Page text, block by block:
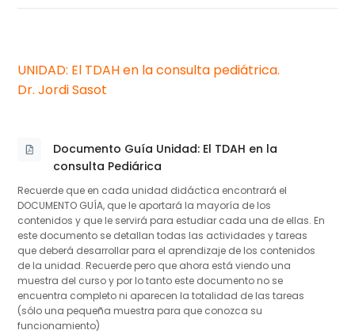
UNIDAD: El TDAH en la consulta pediátrica.
Dr. Jordi Sasot
Documento Guía Unidad: El TDAH en la
consulta Pediárica
Archivo
Recuerde que en cada unidad didáctica encontrará el
DOCUMENTO GUÍA, que le aportará la mayoría de los
contenidos y que le servirá para estudiar cada una de ellas. En
este documento se detallan todas las actividades y tareas
que deberá desarrollar para el aprendizaje de los contenidos
de la unidad. Recuerde pero que ahora está viendo una
muestra del curso y por lo tanto este documento no se
encuentra completo ni aparecen la totalidad de las tareas
(sólo una pequeña muestra para que conozca su
funcionamiento)